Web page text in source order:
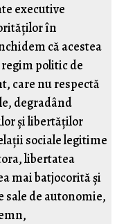
executive
în
că acestea
politic de
care nu respectă
degradând
şi libertăţilor
sociale legitime
libertatea
mai batjocorită şi
sale de autonomie,